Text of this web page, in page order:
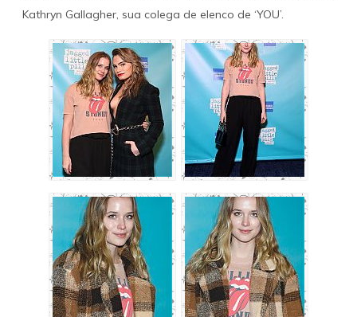
Kathryn Gallagher, sua colega de elenco de ‘YOU’.